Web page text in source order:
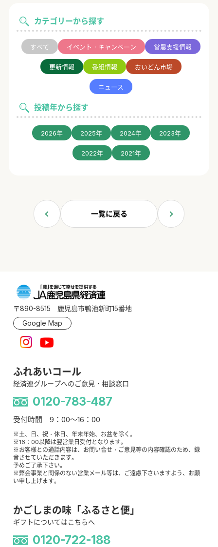
カテゴリーから探す
すべて イベント・キャンペーン 営農支援情報
更新情報 番組情報 おいどん市場
ニュース
投稿年から探す
2026年 2025年 2024年 2023年
2022年 2021年
一覧に戻る
〒890-8515 鹿児島市鴨池新町15番地
Google Map
ふれあいコール
経済連グループへのご意見・相談窓口
0120-783-487
受付時間 9：00～16：00
※土、日、祝・休日、年末年始、お盆を除く。
※16：00以降は翌営業日受付となります。
※お客様との通話内容は、お問い合せ・ご意見等の内容確認のため、録
音させていただきます。
予めご了承下さい。
※弊会事業と関係のない営業メール等は、ご遠慮下さいますよう、お願
い申し上げます。
かごしまの味「ふるさと便」
ギフトについてはこちらへ
0120-722-188